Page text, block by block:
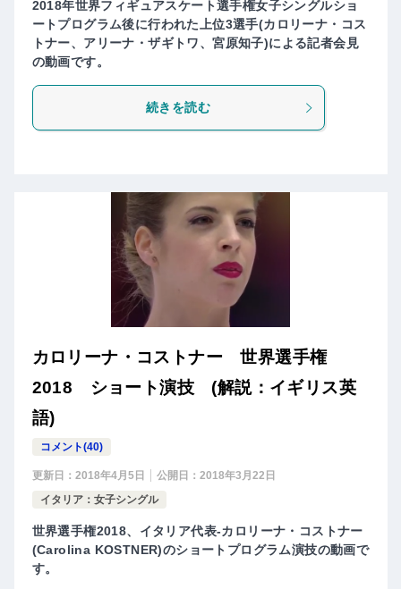
2018年世界フィギュアスケート選手権女子シングルショ
ートプログラム後に行われた上位3選手(カロリーナ・コス
トナー、アリーナ・ザギトワ、宮原知子)による記者会見
の動画です。
続きを読む
カロリーナ・コストナー 世界選手権
2018 ショート演技 (解説：イギリス英
語)
コメント(40)
更新日： 2018年4月5日 公開日： 2018年3月22日
イタリア：女子シングル
世界選手権2018、イタリア代表-カロリーナ・コストナー
(Carolina KOSTNER)のショートプログラム演技の動画で
す。